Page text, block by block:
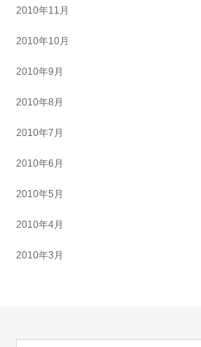
2010年11月
2010年10月
2010年9月
2010年8月
2010年7月
2010年6月
2010年5月
2010年4月
2010年3月